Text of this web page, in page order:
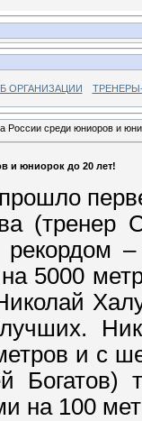
ОРГАНИЗАЦИИ
России среди юниоров и
и юниорок до 20 лет!
(тренер
5000
и с
Богатов)
на 100